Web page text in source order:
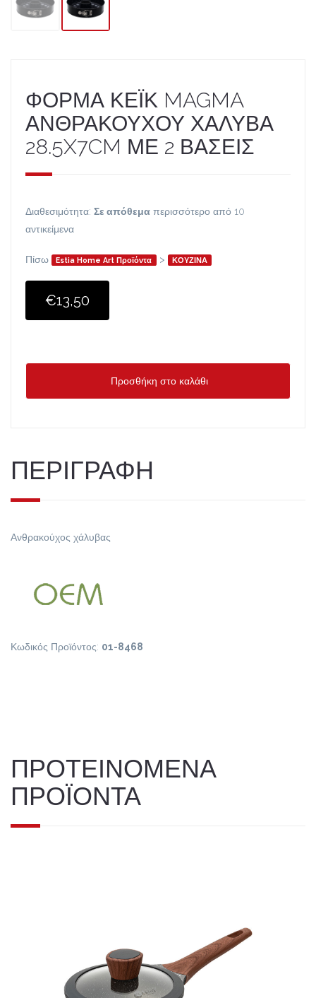
ΦΟΡΜΑ ΚΕΪΚ MAGMA
ΑΝΘΡΑΚΟΥΧΟΥ ΧΑΛΥΒΑ
28.5X7CM ΜΕ 2 ΒΑΣΕΙΣ
Διαθεσιμότητα: Σε απόθεμα περισσότερο από 10
αντικείμενα
Πίσω Estia Home Art Προϊόντα > ΚΟΥΖΙΝΑ
€13,50
Προσθήκη στο καλάθι
ΠΕΡΙΓΡΑΦΗ
Ανθρακούχος χάλυβας
Κωδικός Προϊόντος: 01-8468
ΠΡΟΤΕΙΝΟΜΕΝΑ
ΠΡΟΪΟΝΤΑ